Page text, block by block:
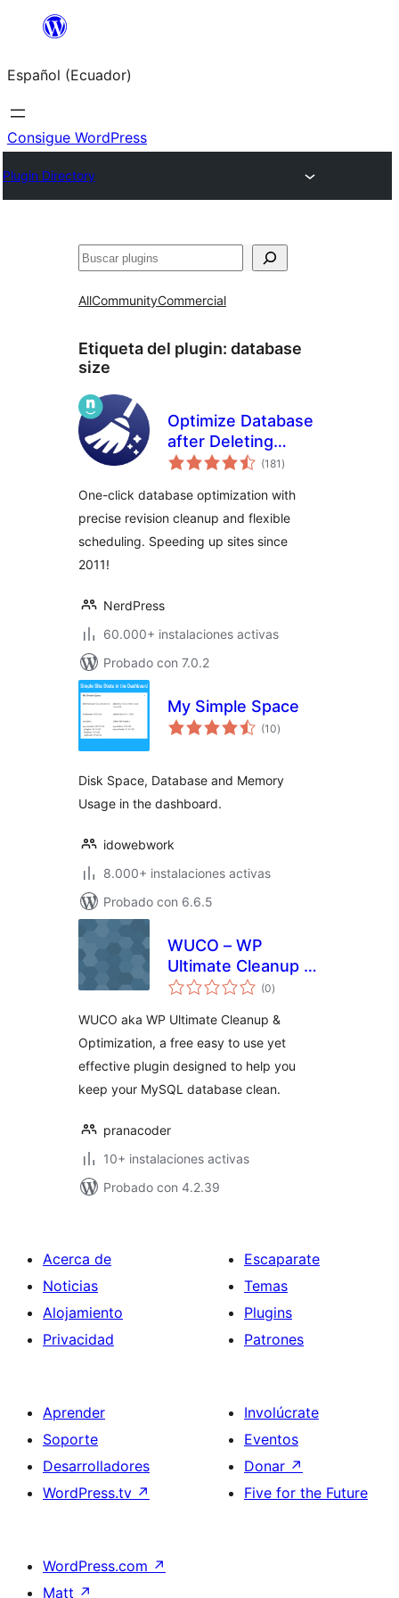
Saltar
contenido
Español (Ecuador)
Consigue WordPress
Plugin Directory
Buscar
AllCommunityCommercial
Etiqueta del plugin: database
size
Optimize Database
after Deleting
Revisions
(181 total
de
)
One-click database optimization with
precise revision cleanup and flexible
scheduling. Speeding up sites since
2011!
NerdPress
60.000+ instalaciones activas
Probado con 7.0.2
My Simple Space
(10total
de
)
Disk Space, Database and Memory
Usage in the dashboard.
idowebwork
8.000+ instalaciones activas
Probado con 6.6.5
WUCO – WP
Ultimate Cleanup &
Optimization(0total
de
)
WUCO aka WP Ultimate Cleanup &
Optimization, a free easy to use yet
effective plugin designed to help you
keep your MySQL database clean.
pranacoder
10+ instalaciones activas
Probado con 4.2.39
Acerca de
Noticias
Alojamiento
Privacidad
Escaparate
Temas
Plugins
Patrones
Aprender
Soporte
Desarrolladores
WordPress.tv ↗
Involúcrate
Eventos
Donar ↗
Five for the Future
WordPress.com ↗
Matt ↗